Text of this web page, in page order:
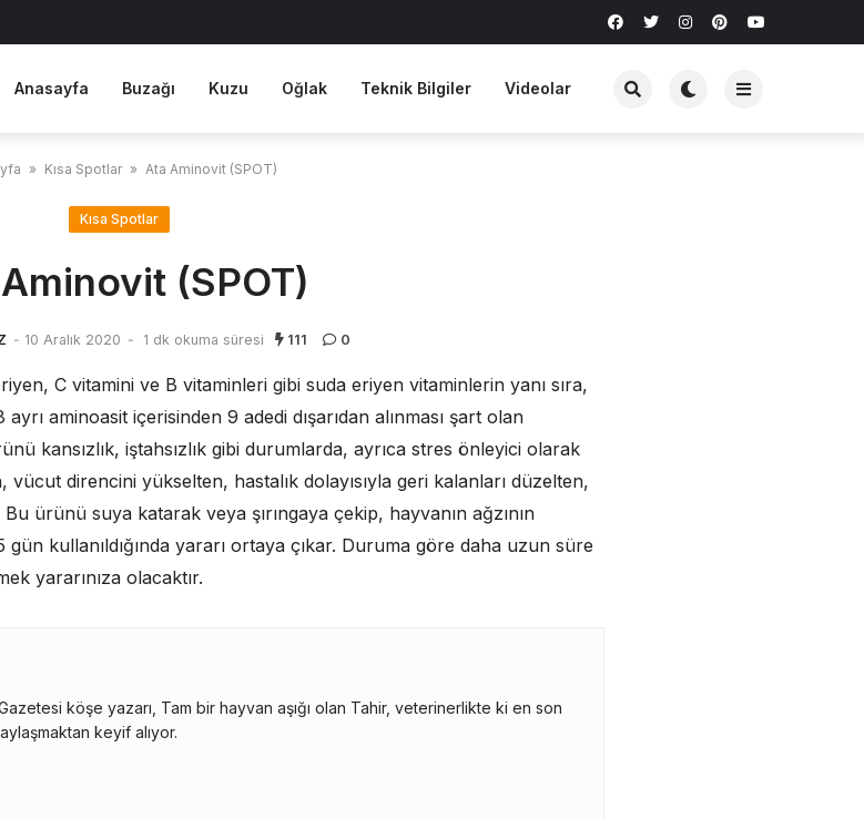
Anasayfa Buzağı Kuzu Oğlak Teknik Bilgiler Videolar
» Kısa Spotlar » Ata Aminovit (SPOT)
Kısa Spotlar
(SPOT)
- 10 Aralık 2020 - 1 dk okuma süresi 111 0
C vitamini ve B vitaminleri gibi suda eriyen vitaminlerin yanı sıra,
aminoasit içerisinden 9 adedi dışarıdan alınması şart olan
kansızlık, iştahsızlık gibi durumlarda, ayrıca stres önleyici olarak
direncini yükselten, hastalık dolayısıyla geri kalanları düzelten,
ürünü suya katarak veya şırıngaya çekip, hayvanın ağzının
kullanıldığında yararı ortaya çıkar. Duruma göre daha uzun süre
yararınıza olacaktır.
köşe yazarı, Tam bir hayvan aşığı olan Tahir, veterinerlikte ki en son
keyif alıyor.